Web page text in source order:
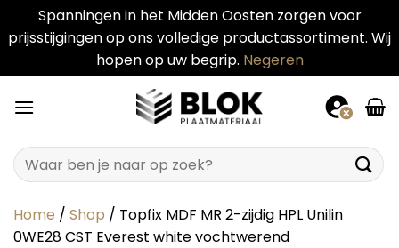
Spanningen in het Midden Oosten zorgen voor
prijsstijgingen op ons volledige productassortiment. Wij
hopen op uw begrip. Negeren
naar
Zoeken
naar:
Home / Shop / Topfix MDF MR 2-zijdig HPL Unilin
0WE28 CST Everest white vochtwerend